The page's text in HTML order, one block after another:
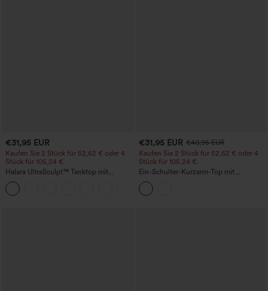
€31,95 EUR
Kaufen Sie 2 Stück für 52,62 € oder 4
Stück für 105,24 €.
Halara UltraSculpt™ Tanktop mit
Rundhalsausschnitt und
geschwungenem Saum
€31,95 EUR €40,95 EUR
Kaufen Sie 2 Stück für 52,62 € oder 4
Stück für 105,24 €.
Ein-Schulter-Kurzarm-Top mit
abgerundetem High-Low-Saum,
integriertem BH, gepunktet, lässig